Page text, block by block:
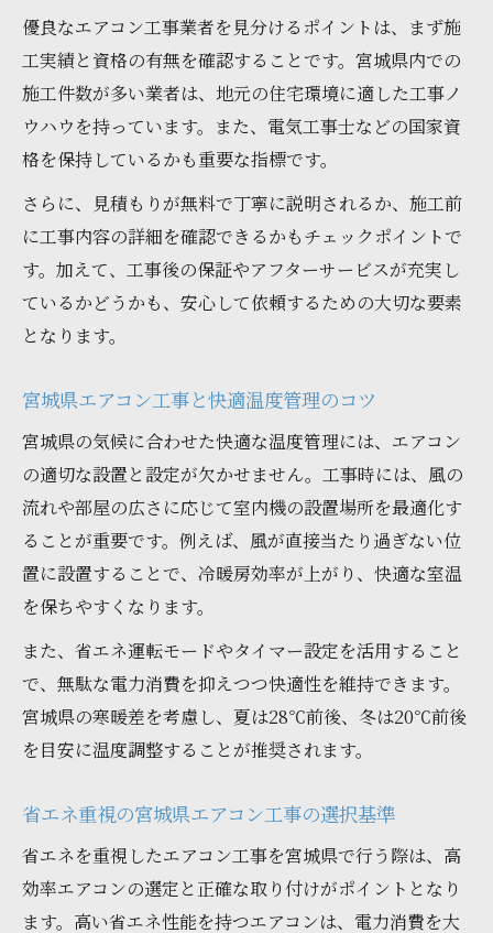
優良なエアコン工事業者を見分けるポイントは、まず施
工実績と資格の有無を確認することです。宮城県内での
施工件数が多い業者は、地元の住宅環境に適した工事ノ
ウハウを持っています。また、電気工事士などの国家資
格を保持しているかも重要な指標です。
さらに、見積もりが無料で丁寧に説明されるか、施工前
に工事内容の詳細を確認できるかもチェックポイントで
す。加えて、工事後の保証やアフターサービスが充実し
ているかどうかも、安心して依頼するための大切な要素
となります。
宮城県エアコン工事と快適温度管理のコツ
宮城県の気候に合わせた快適な温度管理には、エアコン
の適切な設置と設定が欠かせません。工事時には、風の
流れや部屋の広さに応じて室内機の設置場所を最適化す
ることが重要です。例えば、風が直接当たり過ぎない位
置に設置することで、冷暖房効率が上がり、快適な室温
を保ちやすくなります。
また、省エネ運転モードやタイマー設定を活用すること
で、無駄な電力消費を抑えつつ快適性を維持できます。
宮城県の寒暖差を考慮し、夏は28℃前後、冬は20℃前後
を目安に温度調整することが推奨されます。
省エネ重視の宮城県エアコン工事の選択基準
省エネを重視したエアコン工事を宮城県で行う際は、高
効率エアコンの選定と正確な取り付けがポイントとなり
ます。高い省エネ性能を持つエアコンは、電力消費を大